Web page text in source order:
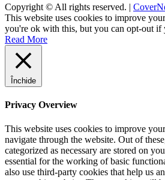
Copyright © All rights reserved. |
This website uses cookies to improve
you're ok with this, but you can opt-out if
Read More
Închide
Privacy Overview
This website uses cookies to improve
navigate through the website. Out of
categorized as necessary are stored on
essential for the working of basic
also use third-party cookies that help us